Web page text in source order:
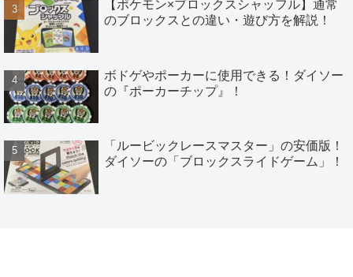
【ポケモン×ブロックスシャッフル】通常
のブロックスとの違い・遊び方を解説！
ボドゲやポーカーに使用できる！ダイソー
の『ポーカーチップ』！
「ルービックレースマスター」の安価版！
ダイソーの「ブロックスライドゲーム」！